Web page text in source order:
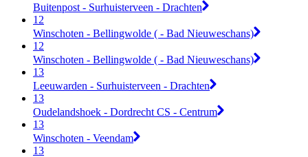
Buitenpost - Surhuisterveen - Drachten
12
Winschoten - Bellingwolde ( - Bad Nieuweschans)
12
Winschoten - Bellingwolde ( - Bad Nieuweschans)
13
Leeuwarden - Surhuisterveen - Drachten
13
Oudelandshoek - Dordrecht CS - Centrum
13
Winschoten - Veendam
13